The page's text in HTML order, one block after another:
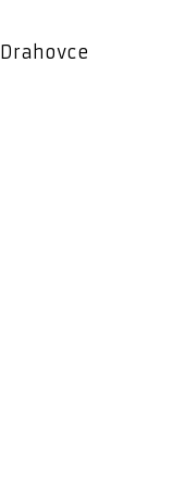
Drahovce